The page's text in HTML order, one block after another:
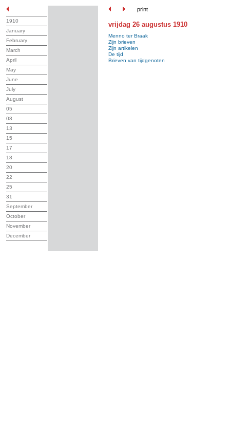
print
1910
January
February
March
April
May
June
July
August
05
08
13
15
17
18
20
22
25
31
September
October
November
December
vrijdag 26 augustus 1910
Menno ter Braak
Zijn brieven
Zijn artikelen
De tijd
Brieven van tijdgenoten